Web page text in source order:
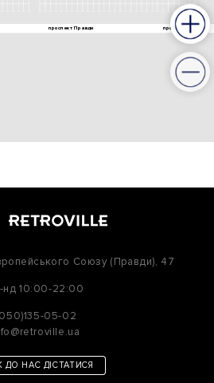
Союзу (Правди), 47
нд 10:00-22:00
05-02
ДО НАС ДІСТАТИСЯ